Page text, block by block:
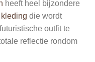
heeft heel bijzondere
die wordt
outfit te
reflectie rondom